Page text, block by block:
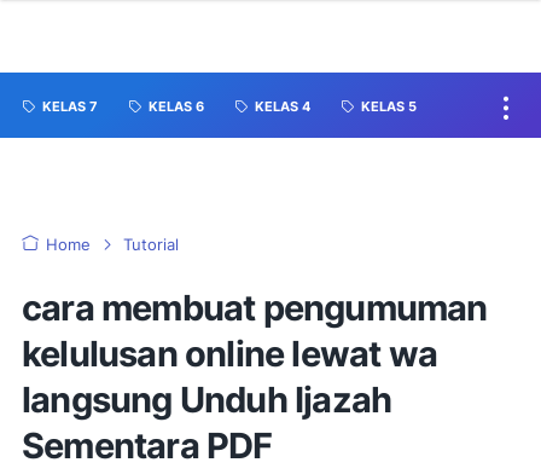
KELAS 7 KELAS 6 KELAS 4 KELAS 5
Home Tutorial
cara membuat pengumuman
kelulusan online lewat wa
langsung Unduh Ijazah
Sementara PDF